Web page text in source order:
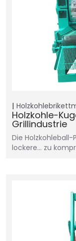
Holzkohle-
Grillindustrie
Die
lockere… zu